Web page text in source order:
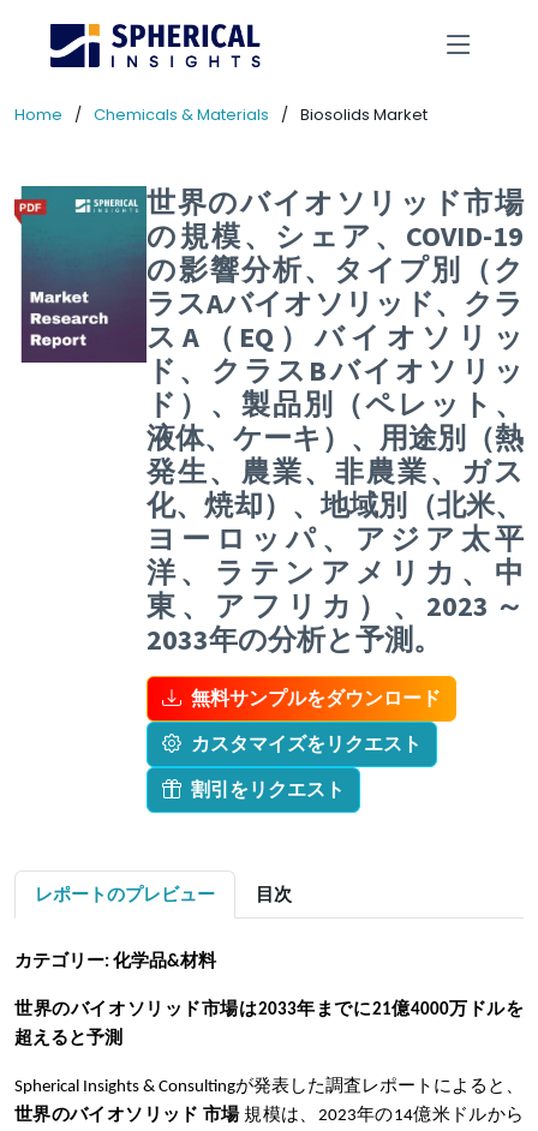
Home Chemicals & Materials Biosolids Market
世界のバイオソリッド市場
の規模、シェア、COVID-19
の影響分析、タイプ別（ク
ラスAバイオソリッド、クラ
スA（EQ）バイオソリッ
ド、クラスBバイオソリッ
ド）、製品別（ペレット、
液体、ケーキ）、用途別（熱
発生、農業、非農業、ガス
化、焼却）、地域別（北米、
ヨーロッパ、アジア太平
洋、ラテンアメリカ、中
東、アフリカ）、2023～
2033年の分析と予測。
無料サンプルをダウンロード
カスタマイズをリクエスト
割引をリクエスト
レポートのプレビュー 目次
カテゴリー: 化学品&材料
世界のバイオソリッド 市場は2033年までに21億4000万ドルを
超える と予測
Spherical Insights & Consultingが発表した調査レポートによると、
世界のバイオソリッド 市場 規模は、2023年の14億米ドルから